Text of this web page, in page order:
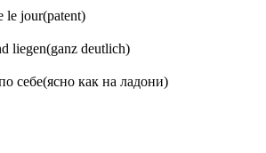
le jour(patent)
liegen(ganz deutlich)
себе(ясно как на ладони)